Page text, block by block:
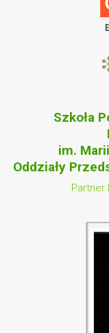
Szkoła
im.
Oddziały
Partner